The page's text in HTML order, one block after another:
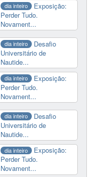
dia inteiro
Exposição:
Perder Tudo.
Novament...
dia inteiro
Desafio
Universitário de
Nautide...
dia inteiro
Exposição:
Perder Tudo.
Novament...
dia inteiro
Desafio
Universitário de
Nautide...
dia inteiro
Exposição:
Perder Tudo.
Novament...